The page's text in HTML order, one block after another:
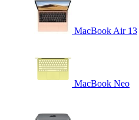
MacBook Air 13
MacBook Neo